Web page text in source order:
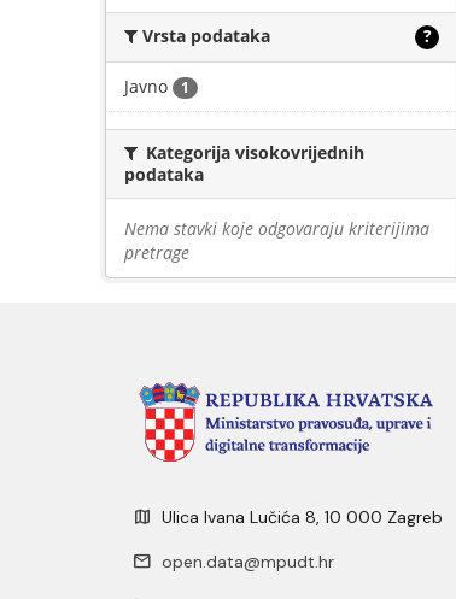
Vrsta podataka ?
Javno 1
Kategorija visokovrijednih
podataka
Nema stavki koje odgovaraju kriterijima
pretrage